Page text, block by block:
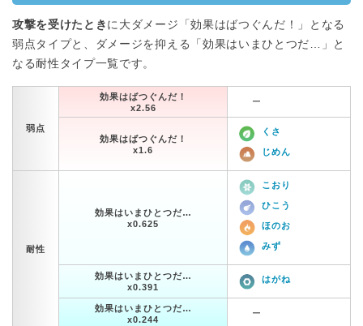
攻撃を受けたとき に大ダメージ「効果はばつぐんだ！」となる
弱点タイプと、ダメージを抑える「効果はいまひとつだ…」と
なる耐性タイプ一覧です。
弱点
効果はばつぐんだ！
x2.56
ー
効果はばつぐんだ！
x1.6
くさ
じめん
耐性
効果はいまひとつだ…
x0.625
こおり
ひこう
ほのお
みず
効果はいまひとつだ…
x0.391
はがね
効果はいまひとつだ…
x0.244
ー